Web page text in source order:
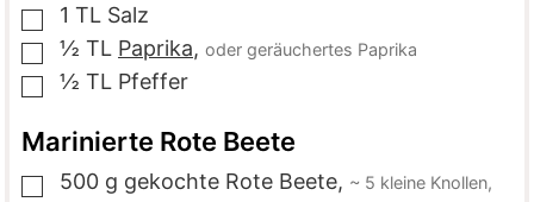
▢
1 TL Salz
▢
½ TL Paprika, oder geräuchertes Paprika
▢
½ TL Pfeffer
Marinierte Rote Beete
▢
500 g gekochte Rote Beete, ~ 5 kleine Knollen,